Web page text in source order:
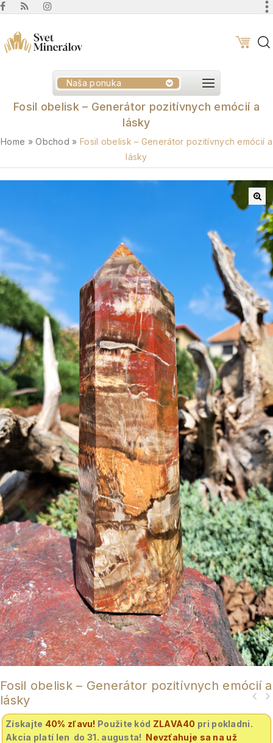
Naša ponuka
Fosil obelisk – Generátor pozitívnych emócií a
lásky
Home »Obchod » Fosil obelisk – Generátor pozitívnych emócií a
lásky
Fosil obelisk – Generátor pozitívnych emócií a
lásky
Získajte 40% zľavu! Použite kód ZLAVA40 pri pokladni.
Akcia platí len do 31. augusta! Nevzťahuje sa na už